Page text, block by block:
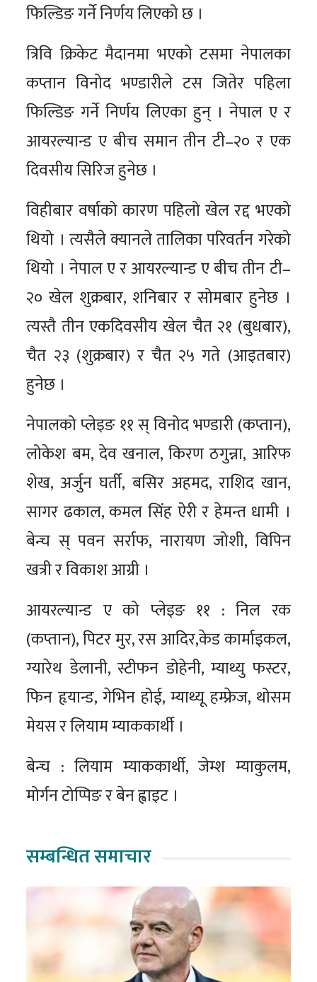
फिल्डिङ गर्ने निर्णय लिएको छ ।
त्रिवि क्रिकेट मैदानमा भएको टसमा नेपालका
कप्तान विनोद भण्डारीले टस जितेर पहिला
फिल्डिङ गर्ने निर्णय लिएका हुन् । नेपाल ए र
आयरल्यान्ड ए बीच समान तीन टी–२० र एक
दिवसीय सिरिज हुनेछ ।
विहीबार वर्षाको कारण पहिलो खेल रद्द भएको
थियो । त्यसैले क्यानले तालिका परिवर्तन गरेको
थियो । नेपाल ए र आयरल्यान्ड ए बीच तीन टी–
२० खेल शुक्रबार, शनिबार र सोमबार हुनेछ ।
त्यस्तै तीन एकदिवसीय खेल चैत २१ (बुधबार),
चैत २३ (शुक्रबार) र चैत २५ गते (आइतबार)
हुनेछ ।
नेपालको प्लेइङ ११ स् विनोद भण्डारी (कप्तान),
लोकेश बम, देव खनाल, किरण ठगुन्ना, आरिफ
शेख, अर्जुन घर्ती, बसिर अहमद, राशिद खान,
सागर ढकाल, कमल सिंह ऐरी र हेमन्त धामी ।
बेन्च स् पवन सर्राफ, नारायण जोशी, विपिन
खत्री र विकाश आग्री ।
आयरल्यान्ड ए को प्लेइङ ११ : निल रक
(कप्तान), पिटर मुर, रस आदिर,केड कार्माइकल,
ग्यारेथ डेलानी, स्टीफन डोहेनी, म्याथ्यु फस्टर,
फिन हृयान्ड, गेभिन होई, म्याथ्यू हम्फ्रेज, थोसम
मेयस र लियाम म्याककार्थी ।
बेन्च : लियाम म्याककार्थी, जेम्श म्याकुलम,
मोर्गन टोप्पिङ र बेन ह्वाइट ।
सम्बन्धित समाचार